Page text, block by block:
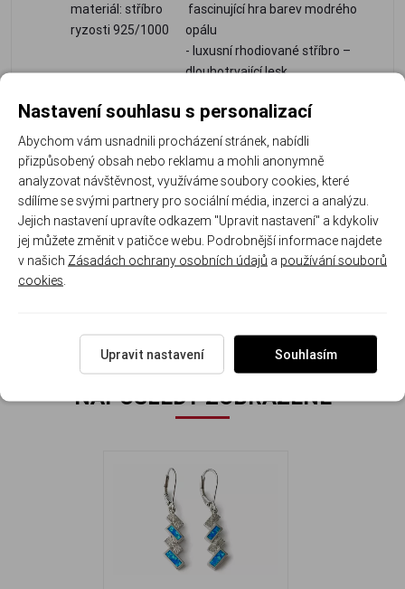
materiál: stříbro
ryzosti 925/1000
fascinující hra barev modrého
opálu
- luxusní rhodiované stříbro –
dlouhotrvající lesk
design
- ideální jako dárek plný emocí
- zvýrazní ženskost a osobní
styl
- vhodné pro každodenní nošení
i slavnostní příležitosti
Rozměr náušnic: 2.5 cm ( se zapínáním 3.6 cm ) x 0.7 cm
Hmotnost náušnic: 3.3 g.
NAPOSLEDY ZOBRAZENÉ
Nastavení souhlasu s personalizací
Abychom vám usnadnili procházení stránek, nabídli
přizpůsobený obsah nebo reklamu a mohli anonymně
analyzovat návštěvnost, využíváme soubory cookies, které
sdílíme se svými partnery pro sociální média, inzerci a analýzu.
Jejich nastavení upravíte odkazem "Upravit nastavení" a kdykoliv
jej můžete změnit v patičce webu. Podrobnější informace najdete
v našich Zásadách ochrany osobních údajů a používání souborů
cookies
Upravit nastavení Souhlasím